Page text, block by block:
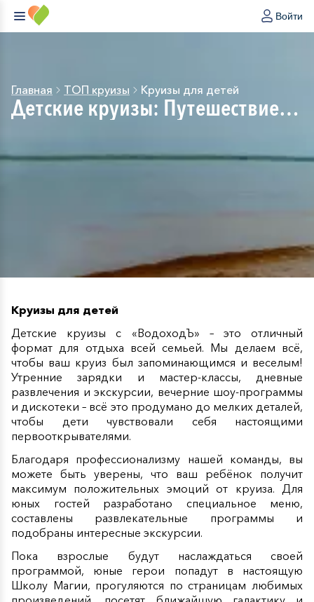
Войти
Главная ТОП круизы Круизы для детей
Детские круизы: Путешествие в
Круизы для детей
Детские круизы с «ВодоходЪ» – это отличный
формат для отдыха всей семьей. Мы делаем всё,
чтобы ваш круиз был запоминающимся и веселым!
Утренние зарядки и мастер-классы, дневные
развлечения и экскурсии, вечерние шоу-программы
и дискотеки – всё это продумано до мелких деталей,
чтобы дети чувствовали себя настоящими
первооткрывателями.
Благодаря профессионализму нашей команды, вы
можете быть уверены, что ваш ребёнок получит
максимум положительных эмоций от круиза. Для
юных гостей разработано специальное меню,
составлены развлекательные программы и
подобраны интересные экскурсии.
Пока взрослые будут наслаждаться своей
программой, юные герои попадут в настоящую
Школу Магии, прогуляются по страницам любимых